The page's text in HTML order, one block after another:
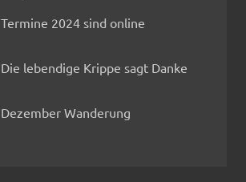
Termine 2024 sind online
Die lebendige Krippe sagt Danke
Dezember Wanderung